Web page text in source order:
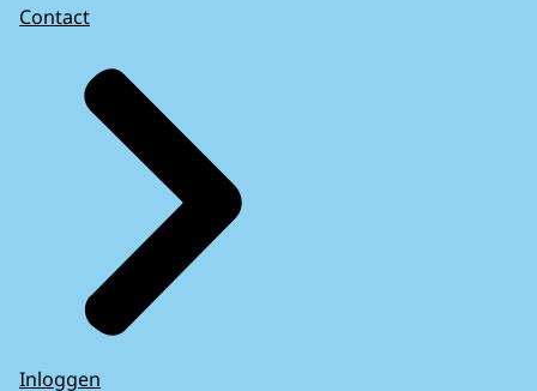
Contact
Inloggen